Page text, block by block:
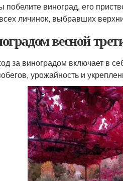
побелите виноград, его
личинок, выбравших
весной
за виноградом включает в
урожайность и